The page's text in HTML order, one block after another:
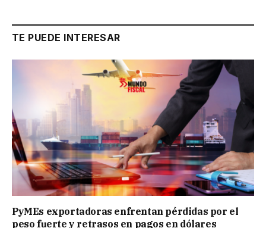
TE PUEDE INTERESAR
PyMEs exportadoras enfrentan pérdidas por el
peso fuerte y retrasos en pagos en dólares